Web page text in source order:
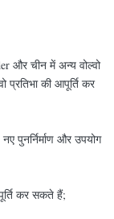
एलआईपी
और चीन में अन्य वोल्वो
की आपूर्ति कर
पुनर्निर्माण और उपयोग
कर सकते हैं;